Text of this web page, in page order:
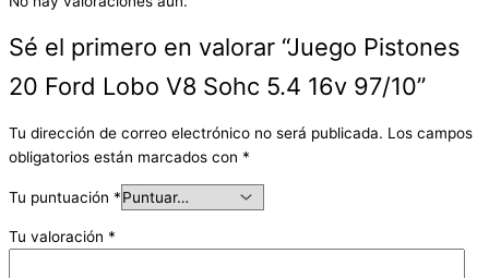
Sé el primero en valorar “Juego Pistones
20 Ford Lobo V8 Sohc 5.4 16v 97/10”
Tu dirección de correo electrónico no será publicada. Los campos
obligatorios están marcados con *
Tu puntuación *
Tu valoración *